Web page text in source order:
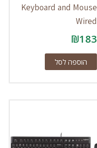
Keyboard and Mouse
Wired
₪183
הוספה לסל